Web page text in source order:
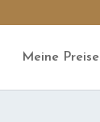
Meine Preise